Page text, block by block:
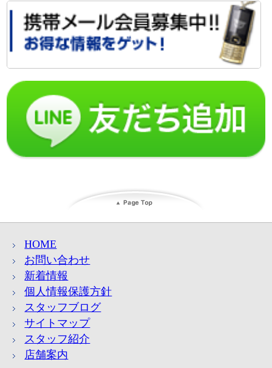
HOME
お問い合わせ
新着情報
個人情報保護方針
スタッフブログ
サイトマップ
スタッフ紹介
店舗案内